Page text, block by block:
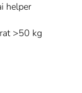
helper
>50 kg